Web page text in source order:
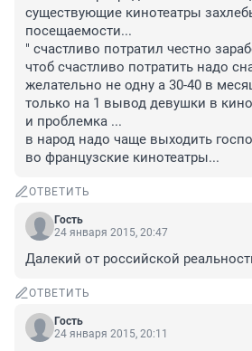
существующие кинотеатры
посещаемости...
" счастливо потратил честно
чтоб счастливо потратить надо
желательно не одну а 30-40 в
только на 1 вывод девушки в кино
и проблемка ...
в народ надо чаще выходить
во французские кинотеатры...
ОТВЕТИТЬ
Гость
24 января 2015, 20:47
Далекий от российской
ОТВЕТИТЬ
Гость
24 января 2015, 20:11